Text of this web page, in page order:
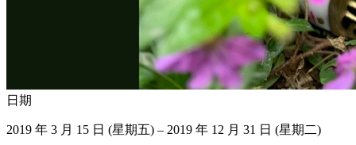
日期
2019 年 3 月 15 日 (星期五) – 2019 年 12 月 31 日 (星期二)